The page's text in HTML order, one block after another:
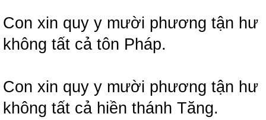
Con xin quy y mười phương tận hư
không tất cả tôn Pháp.
Con xin quy y mười phương tận hư
không tất cả hiền thánh Tăng.